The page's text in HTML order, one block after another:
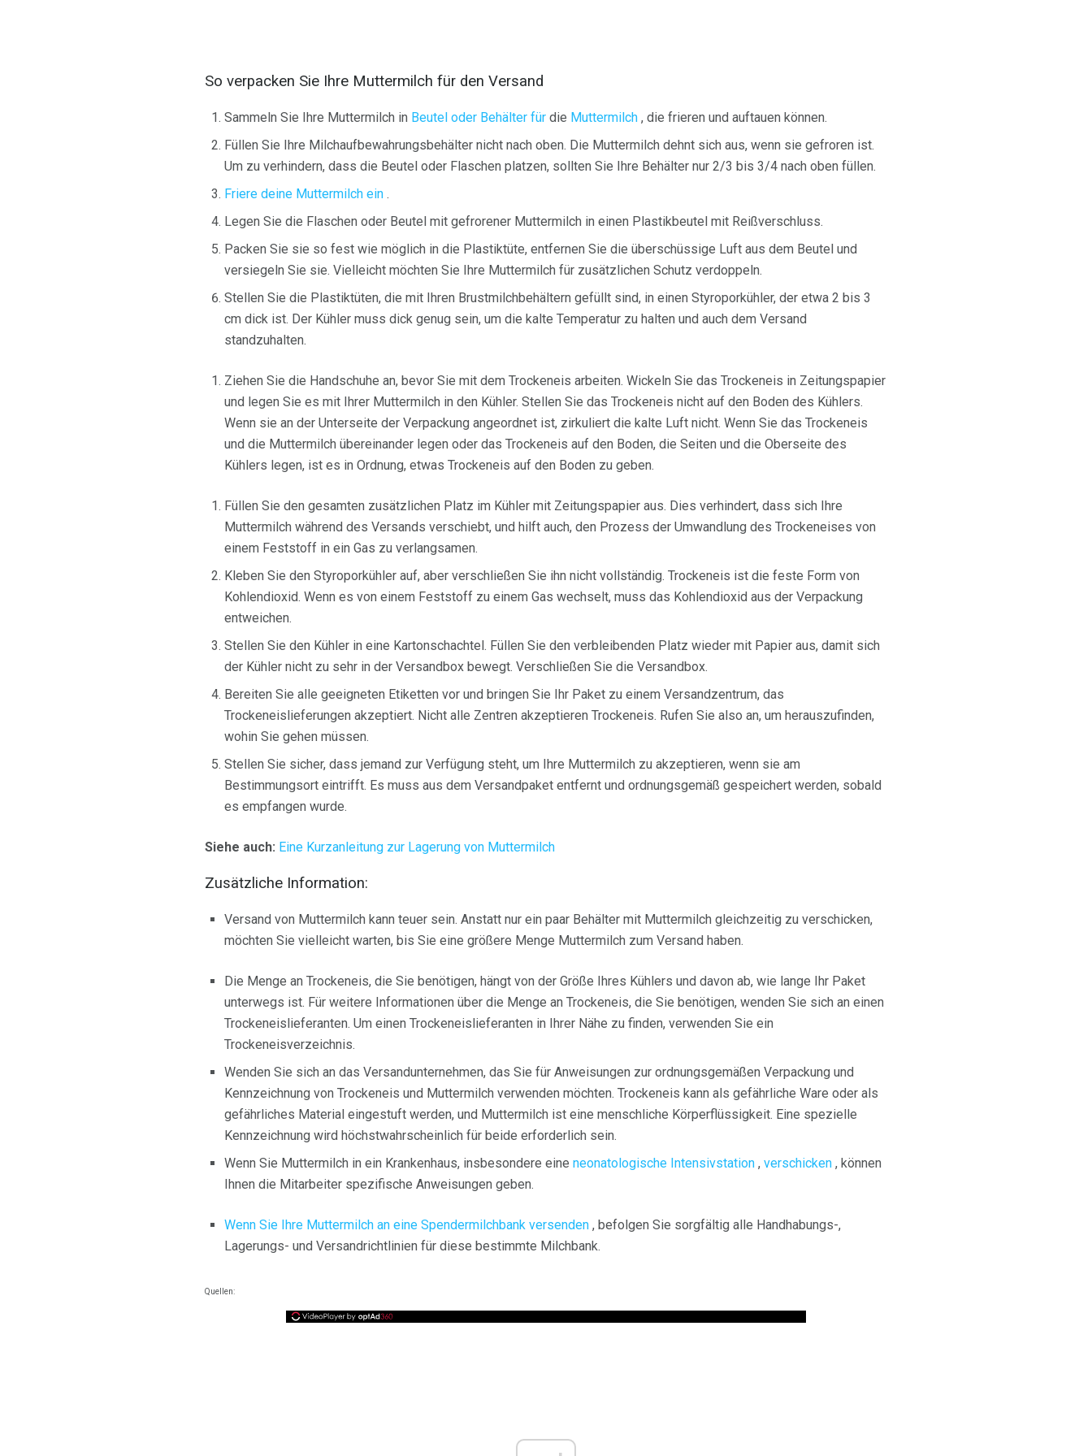
So verpacken Sie Ihre Muttermilch für den Versand
Sammeln Sie Ihre Muttermilch in Beutel oder Behälter für die Muttermilch , die frieren und auftauen können.
Füllen Sie Ihre Milchaufbewahrungsbehälter nicht nach oben. Die Muttermilch dehnt sich aus, wenn sie gefroren ist.
Um zu verhindern, dass die Beutel oder Flaschen platzen, sollten Sie Ihre Behälter nur 2/3 bis 3/4 nach oben füllen.
Friere deine Muttermilch ein .
Legen Sie die Flaschen oder Beutel mit gefrorener Muttermilch in einen Plastikbeutel mit Reißverschluss.
Packen Sie sie so fest wie möglich in die Plastiktüte, entfernen Sie die überschüssige Luft aus dem Beutel und
versiegeln Sie sie. Vielleicht möchten Sie Ihre Muttermilch für zusätzlichen Schutz verdoppeln.
Stellen Sie die Plastiktüten, die mit Ihren Brustmilchbehältern gefüllt sind, in einen Styroporkühler, der etwa 2 bis 3
cm dick ist. Der Kühler muss dick genug sein, um die kalte Temperatur zu halten und auch dem Versand
standzuhalten.
Ziehen Sie die Handschuhe an, bevor Sie mit dem Trockeneis arbeiten. Wickeln Sie das Trockeneis in Zeitungspapier
und legen Sie es mit Ihrer Muttermilch in den Kühler. Stellen Sie das Trockeneis nicht auf den Boden des Kühlers.
Wenn sie an der Unterseite der Verpackung angeordnet ist, zirkuliert die kalte Luft nicht. Wenn Sie das Trockeneis
und die Muttermilch übereinander legen oder das Trockeneis auf den Boden, die Seiten und die Oberseite des
Kühlers legen, ist es in Ordnung, etwas Trockeneis auf den Boden zu geben.
Füllen Sie den gesamten zusätzlichen Platz im Kühler mit Zeitungspapier aus. Dies verhindert, dass sich Ihre
Muttermilch während des Versands verschiebt, und hilft auch, den Prozess der Umwandlung des Trockeneises von
einem Feststoff in ein Gas zu verlangsamen.
Kleben Sie den Styroporkühler auf, aber verschließen Sie ihn nicht vollständig. Trockeneis ist die feste Form von
Kohlendioxid. Wenn es von einem Feststoff zu einem Gas wechselt, muss das Kohlendioxid aus der Verpackung
entweichen.
Stellen Sie den Kühler in eine Kartonschachtel. Füllen Sie den verbleibenden Platz wieder mit Papier aus, damit sich
der Kühler nicht zu sehr in der Versandbox bewegt. Verschließen Sie die Versandbox.
Bereiten Sie alle geeigneten Etiketten vor und bringen Sie Ihr Paket zu einem Versandzentrum, das
Trockeneislieferungen akzeptiert. Nicht alle Zentren akzeptieren Trockeneis. Rufen Sie also an, um herauszufinden,
wohin Sie gehen müssen.
Stellen Sie sicher, dass jemand zur Verfügung steht, um Ihre Muttermilch zu akzeptieren, wenn sie am
Bestimmungsort eintrifft. Es muss aus dem Versandpaket entfernt und ordnungsgemäß gespeichert werden, sobald
es empfangen wurde.
Siehe auch: Eine Kurzanleitung zur Lagerung von Muttermilch
Zusätzliche Information:
Versand von Muttermilch kann teuer sein. Anstatt nur ein paar Behälter mit Muttermilch gleichzeitig zu verschicken,
möchten Sie vielleicht warten, bis Sie eine größere Menge Muttermilch zum Versand haben.
Die Menge an Trockeneis, die Sie benötigen, hängt von der Größe Ihres Kühlers und davon ab, wie lange Ihr Paket
unterwegs ist. Für weitere Informationen über die Menge an Trockeneis, die Sie benötigen, wenden Sie sich an einen
Trockeneislieferanten. Um einen Trockeneislieferanten in Ihrer Nähe zu finden, verwenden Sie ein
Trockeneisverzeichnis.
Wenden Sie sich an das Versandunternehmen, das Sie für Anweisungen zur ordnungsgemäßen Verpackung und
Kennzeichnung von Trockeneis und Muttermilch verwenden möchten. Trockeneis kann als gefährliche Ware oder als
gefährliches Material eingestuft werden, und Muttermilch ist eine menschliche Körperflüssigkeit. Eine spezielle
Kennzeichnung wird höchstwahrscheinlich für beide erforderlich sein.
Wenn Sie Muttermilch in ein Krankenhaus, insbesondere eine neonatologische Intensivstation , verschicken , können
Ihnen die Mitarbeiter spezifische Anweisungen geben.
Wenn Sie Ihre Muttermilch an eine Spendermilchbank versenden , befolgen Sie sorgfältig alle Handhabungs-,
Lagerungs- und Versandrichtlinien für diese bestimmte Milchbank.
Quellen: